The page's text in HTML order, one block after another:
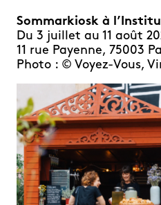
Sommarkiosk à
Du 3 juillet au 11 août
11 rue Payenne, 75003
Photo : © Voyez-Vous,